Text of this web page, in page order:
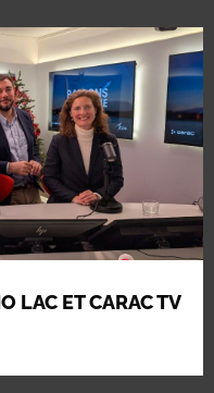
LAC ET CARAC TV